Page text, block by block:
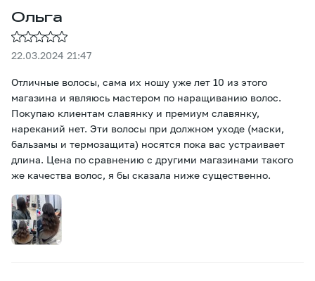
Ольга
22.03.2024 21:47
Отличные волосы, сама их ношу уже лет 10 из этого
магазина и являюсь мастером по наращиванию волос.
Покупаю клиентам славянку и премиум славянку,
нареканий нет. Эти волосы при должном уходе (маски,
бальзамы и термозащита) носятся пока вас устраивает
длина. Цена по сравнению с другими магазинами такого
же качества волос, я бы сказала ниже существенно.